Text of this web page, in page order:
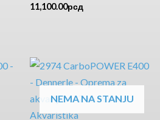
11,100.00рсд
NEMA NA STANJU